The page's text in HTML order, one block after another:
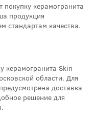
покупку керамогранита
продукция
стандартам качества.
керамогранита Skin
области. Для
доставка
решение для